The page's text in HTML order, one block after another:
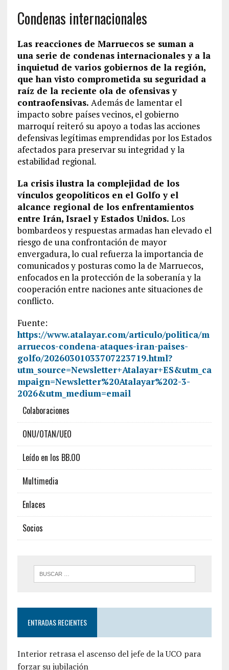
Condenas internacionales
Las reacciones de Marruecos se suman a
una serie de condenas internacionales y a la
inquietud de varios gobiernos de la región,
que han visto comprometida su seguridad a
raíz de la reciente ola de ofensivas y
contraofensivas. Además de lamentar el
impacto sobre países vecinos, el gobierno
marroquí reiteró su apoyo a todas las acciones
defensivas legítimas emprendidas por los Estados
afectados para preservar su integridad y la
estabilidad regional.
La crisis ilustra la complejidad de los
vínculos geopolíticos en el Golfo y el
alcance regional de los enfrentamientos
entre Irán, Israel y Estados Unidos. Los
bombardeos y respuestas armadas han elevado el
riesgo de una confrontación de mayor
envergadura, lo cual refuerza la importancia de
comunicados y posturas como la de Marruecos,
enfocados en la protección de la soberanía y la
cooperación entre naciones ante situaciones de
conflicto.
Fuente:
https://www.atalayar.com/articulo/politica/m
arruecos-condena-ataques-iran-paises-
golfo/20260301033707223719.html?
utm_source=Newsletter+Atalayar+ES&utm_ca
mpaign=Newsletter%20Atalayar%202-3-
2026&utm_medium=email
Colaboraciones
ONU/OTAN/UEO
Leído en los BB.OO
Multimedia
Enlaces
Socios
ENTRADAS RECIENTES
Interior retrasa el ascenso del jefe de la UCO para
forzar su jubilación